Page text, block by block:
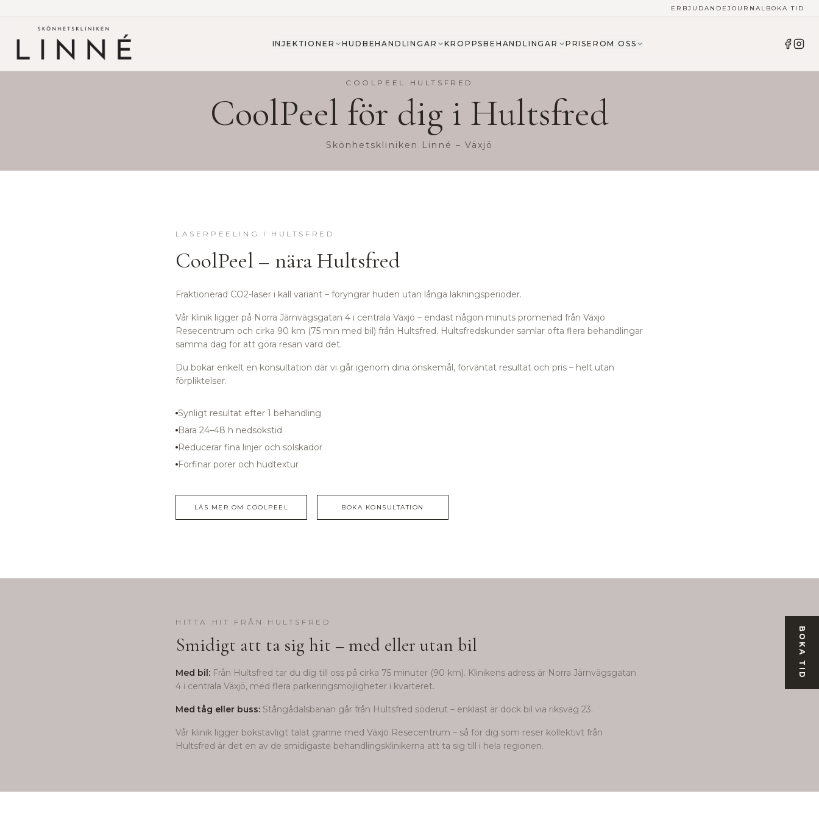
ERBJUDANDE JOURNAL BOKA TID
INJEKTIONER HUDBEHANDLINGAR KROPPSBEHANDLINGAR PRISER OM OSS
BOKA TID
COOLPEEL HULTSFRED
CoolPeel för dig i Hultsfred
Skönhetskliniken Linné – Växjö
LASERPEELING I HULTSFRED
CoolPeel – näraHultsfred
Fraktionerad CO2-laser i kall variant – föryngrar huden utan långa läkningsperioder.
Vår klinik ligger på Norra Järnvägsgatan 4 i centrala Växjö – endast någon minuts promenad från Växjö
Resecentrum och cirka 90 km (75 min med bil) från Hultsfred. Hultsfredskunder samlar ofta flera behandlingar
samma dag för att göra resan värd det.
Du bokar enkelt en konsultation där vi går igenom dina önskemål, förväntat resultat och pris – helt utan
förpliktelser.
Synligt resultat efter 1 behandling
Bara 24–48 h nedsökstid
Reducerar fina linjer och solskador
Förfinar porer och hudtextur
LÄS MER OMCOOLPEEL BOKA KONSULTATION
HITTA HIT FRÅN HULTSFRED
Smidigt att ta sig hit – med eller utan bil
Med bil: Från Hultsfred tar du dig till oss på cirka 75 minuter (90 km). Klinikens adress är Norra Järnvägsgatan
4 i centrala Växjö, med flera parkeringsmöjligheter i kvarteret.
Med tåg eller buss: Stångådalsbanan går från Hultsfred söderut – enklast är dock bil via riksväg 23.
Vår klinik ligger bokstavligt talat granne med Växjö Resecentrum – så för dig som reser kollektivt från
Hultsfred är det en av de smidigaste behandlingsklinikerna att ta sig till i hela regionen.